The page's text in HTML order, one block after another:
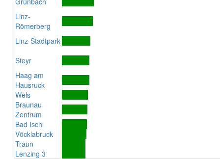
Linz-
Römerberg
Linz-Stadtpark
Steyr
Haag am
Hausruck
Wels
Braunau
Zentrum
Bad Ischl
Vöcklabruck
Traun
Lenzing 3